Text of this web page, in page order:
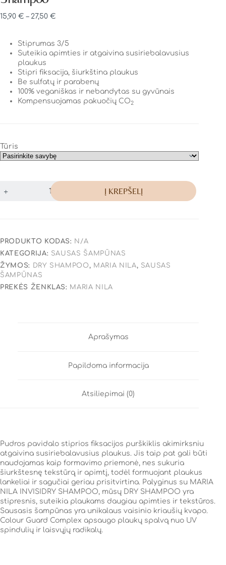
15,90 € – 27,50 €
Stiprumas 3/5
Suteikia apimties ir atgaivina susiriebalavusius
plaukus
Stipri fiksacija, šiurkština plaukus
Be sulfatų ir parabenų
100% veganiškas ir nebandytas su gyvūnais
Kompensuojamas pakuočių CO2
Tūris
Į KREPŠELĮ
PRODUKTO KODAS: N/A
KATEGORIJA: SAUSAS ŠAMPŪNAS
ŽYMOS:
DRY SHAMPOO, MARIA NILA, SAUSAS
ŠAMPŪNAS
PREKĖS ŽENKLAS: MARIA NILA
Aprašymas
Papildoma informacija
Atsiliepimai (0)
Pudros pavidalo stiprios fiksacijos purškiklis akimirksniu
atgaivina susiriebalavusius plaukus. Jis taip pat gali būti
naudojamas kaip formavimo priemonė, nes sukuria
šiurkštesnę tekstūrą ir apimtį, todėl formuojant plaukus
lankeliai ir sagučiai geriau prisitvirtina. Palyginus su MARIA
NILA INVISIDRY SHAMPOO, mūsų DRY SHAMPOO yra
stipresnis, suteikia plaukams daugiau apimties ir tekstūros.
Sausasis šampūnas yra unikalaus vaisinio kriaušių kvapo.
Colour Guard Complex apsaugo plaukų spalvą nuo UV
spindulių ir laisvųjų radikalų.